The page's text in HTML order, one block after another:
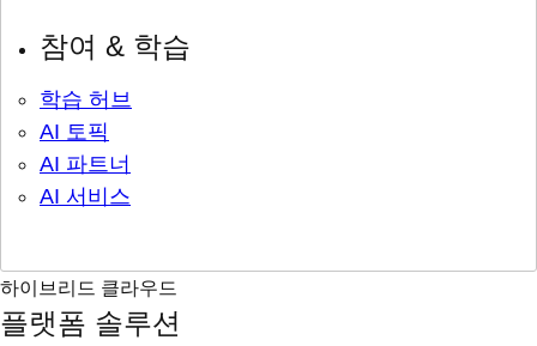
참여 & 학습
학습 허브
AI 토픽
AI 파트너
AI 서비스
하이브리드 클라우드
플랫폼 솔루션